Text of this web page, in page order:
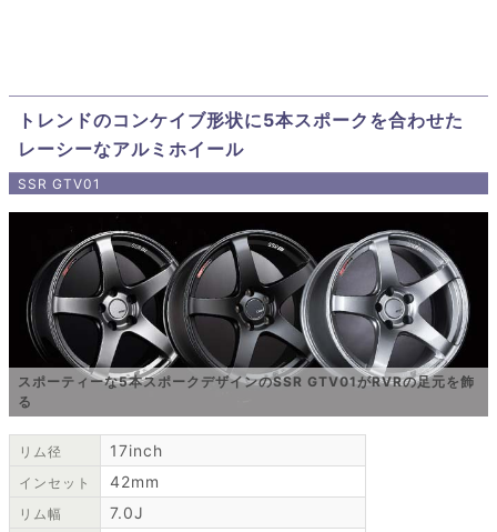
トレンドのコンケイブ形状に5本スポークを合わせた
レーシーなアルミホイール
SSR GTV01
スポーティーな5本スポークデザインのSSR GTV01がRVRの足元を飾
る
リム径 17inch
インセット 42mm
リム幅 7.0J